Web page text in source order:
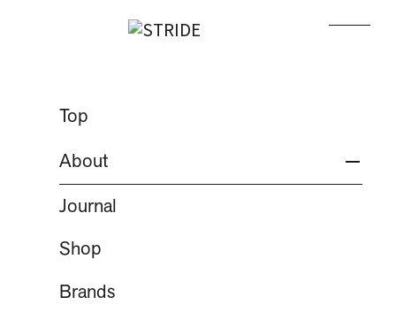
Top
About
フットコンディショニングについて
社長メッセージ
Journal
Shop
Brands
STRIDE LAB 熊本店
WALK